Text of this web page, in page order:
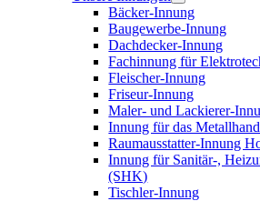
Bäcker-Innung
Baugewerbe-Innung
Dachdecker-Innung
Fachinnung für
Fleischer-Innung
Friseur-Innung
Maler- und Lackierer-
Innung für das
Raumausstatter-Innung
Innung für Sanitär-,
(SHK)
Tischler-Innung